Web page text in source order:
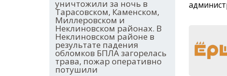
уничтожили за ночь в
Тарасовском, Каменском,
Миллеровском и
Неклиновском районах. В
Неклиновском районе в
результате падения
обломков БПЛА загорелась
трава, пожар оперативно
потушили